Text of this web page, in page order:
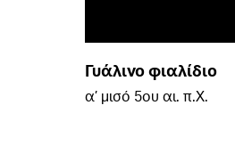
Γυάλινο φιαλίδιο
α’ μισό 5ου αι. π.Χ.